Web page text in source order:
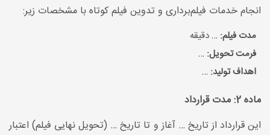
انجام خدمات فیلم‌برداری و تدوین فیلم کوتاه با مشخصات زیر:
مدت فیلم: … دقیقه
فرمت تحویل: …
اهداف تولید: …
ماده 2: مدت قرارداد
این قرارداد از تاریخ … آغاز و تا تاریخ … (تحویل نهایی فیلم) اعتبار